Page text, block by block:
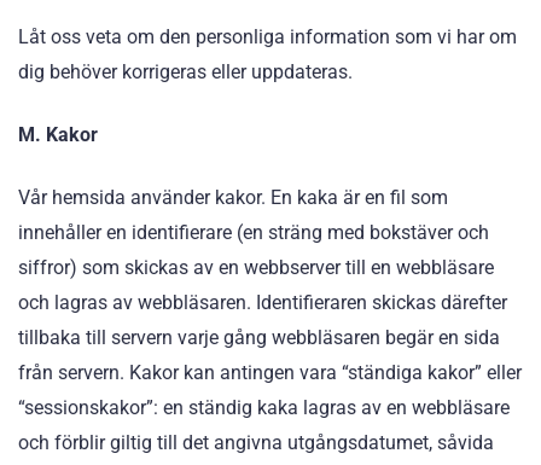
Låt oss veta om den personliga information som vi har om
dig behöver korrigeras eller uppdateras.
M. Kakor
Vår hemsida använder kakor. En kaka är en fil som
innehåller en identifierare (en sträng med bokstäver och
siffror) som skickas av en webbserver till en webbläsare
och lagras av webbläsaren. Identifieraren skickas därefter
tillbaka till servern varje gång webbläsaren begär en sida
från servern. Kakor kan antingen vara “ständiga kakor” eller
“sessionskakor”: en ständig kaka lagras av en webbläsare
och förblir giltig till det angivna utgångsdatumet, såvida